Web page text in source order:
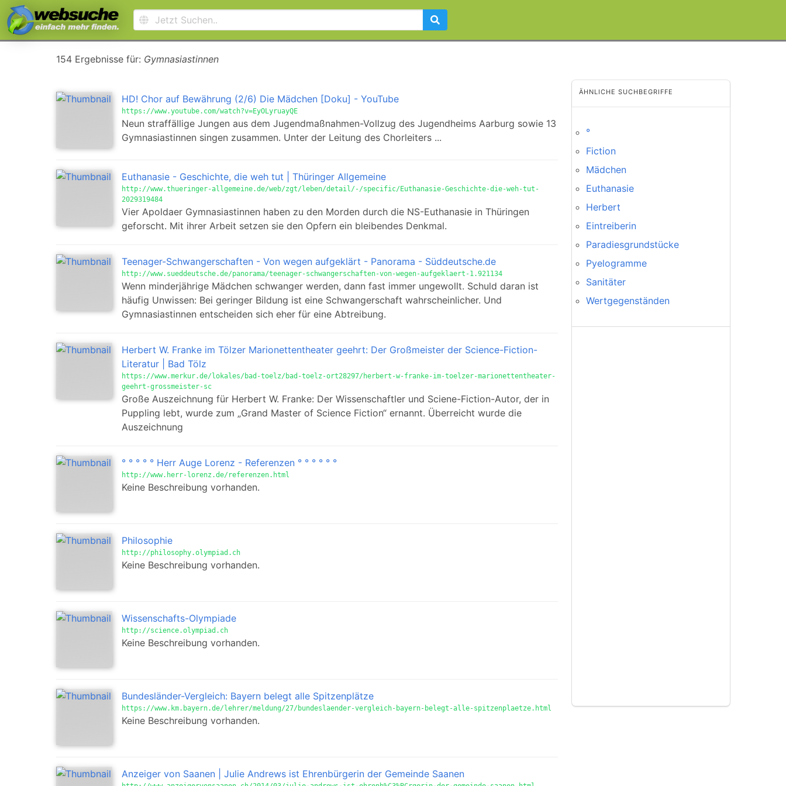
154 Ergebnisse für: Gymnasiastinnen
HD! Chor auf Bewährung (2/6) Die Mädchen [Doku] - YouTube
https://www.youtube.com/watch?v=EyOLyruayQE
Neun straffällige Jungen aus dem Jugendmaßnahmen-Vollzug des Jugendheims Aarburg sowie 13
Gymnasiastinnen singen zusammen. Unter der Leitung des Chorleiters ...
Euthanasie - Geschichte, die weh tut | Thüringer Allgemeine
http://www.thueringer-allgemeine.de/web/zgt/leben/detail/-/specific/Euthanasie-Geschichte-die-weh-tut-
2029319484
Vier Apoldaer Gymnasiastinnen haben zu den Morden durch die NS-Euthanasie in Thüringen
geforscht. Mit ihrer Arbeit setzen sie den Opfern ein bleibendes Denkmal.
Teenager-Schwangerschaften - Von wegen aufgeklärt - Panorama - Süddeutsche.de
http://www.sueddeutsche.de/panorama/teenager-schwangerschaften-von-wegen-aufgeklaert-1.921134
Wenn minderjährige Mädchen schwanger werden, dann fast immer ungewollt. Schuld daran ist
häufig Unwissen: Bei geringer Bildung ist eine Schwangerschaft wahrscheinlicher. Und
Gymnasiastinnen entscheiden sich eher für eine Abtreibung.
Herbert W. Franke im Tölzer Marionettentheater geehrt: Der Großmeister der Science-Fiction-
Literatur | Bad Tölz
https://www.merkur.de/lokales/bad-toelz/bad-toelz-ort28297/herbert-w-franke-im-toelzer-marionettentheater-
geehrt-grossmeister-sc
Große Auszeichnung für Herbert W. Franke: Der Wissenschaftler und Sciene-Fiction-Autor, der in
Puppling lebt, wurde zum „Grand Master of Science Fiction“ ernannt. Überreicht wurde die
Auszeichnung
° ° ° ° ° Herr Auge Lorenz - Referenzen ° ° ° ° ° °
http://www.herr-lorenz.de/referenzen.html
Keine Beschreibung vorhanden.
Philosophie
http://philosophy.olympiad.ch
Keine Beschreibung vorhanden.
Wissenschafts-Olympiade
http://science.olympiad.ch
Keine Beschreibung vorhanden.
Bundesländer-Vergleich: Bayern belegt alle Spitzenplätze
https://www.km.bayern.de/lehrer/meldung/27/bundeslaender-vergleich-bayern-belegt-alle-spitzenplaetze.html
Keine Beschreibung vorhanden.
Anzeiger von Saanen | Julie Andrews ist Ehrenbürgerin der Gemeinde Saanen
ÄHNLICHE SUCHBEGRIFFE
°
Fiction
Mädchen
Euthanasie
Herbert
Eintreiberin
Paradiesgrundstücke
Pyelogramme
Sanitäter
Wertgegenständen